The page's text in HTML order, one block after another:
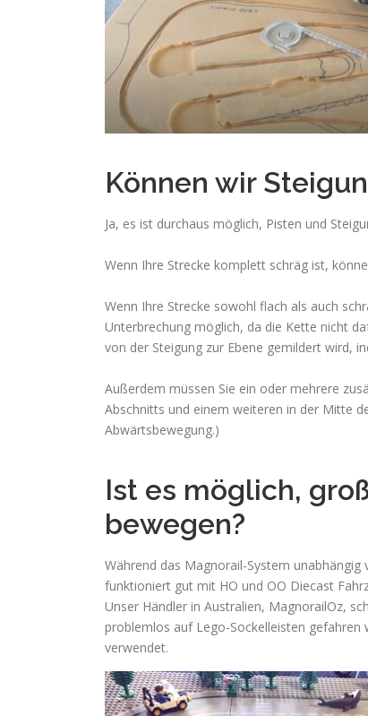
Können wir
Ja, es ist durchaus möglich, Pisten und
Wenn Ihre Strecke komplett schräg ist,
Wenn Ihre Strecke sowohl flach als auch
Unterbrechung möglich, da die Kette nicht
von der Steigung zur Ebene gemildert wird,
Außerdem müssen Sie ein oder mehrere
Abschnitts und einem weiteren in der Mitte
Abwärtsbewegung.)
Ist es möglich,
bewegen?
Während das Magnorail-System
funktioniert gut mit HO und OO Diecast
Unser Händler in Australien, MagnorailOz,
problemlos auf Lego-Sockelleisten gefahren
verwendet.